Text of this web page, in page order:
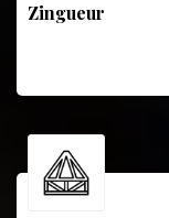
Zingueur